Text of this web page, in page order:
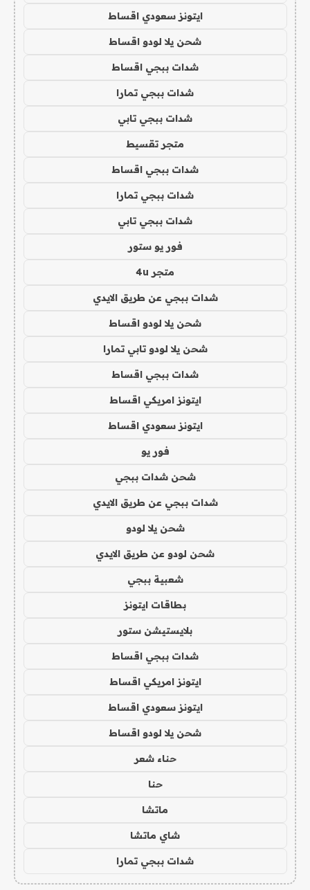
ايتونز سعودي اقساط
شحن يلا لودو اقساط
شدات ببجي اقساط
شدات ببجي تمارا
شدات ببجي تابي
متجر تقسيط
شدات ببجي اقساط
شدات ببجي تمارا
شدات ببجي تابي
فور يو ستور
متجر 4u
شدات ببجي عن طريق الايدي
شحن يلا لودو اقساط
شحن يلا لودو تابي تمارا
شدات ببجي اقساط
ايتونز امريكي اقساط
ايتونز سعودي اقساط
فور يو
شحن شدات ببجي
شدات ببجي عن طريق الايدي
شحن يلا لودو
شحن لودو عن طريق الايدي
شعبية ببجي
بطاقات ايتونز
بلايستيشن ستور
شدات ببجي اقساط
ايتونز امريكي اقساط
ايتونز سعودي اقساط
شحن يلا لودو اقساط
حناء شعر
حنا
ماتشا
شاي ماتشا
شدات ببجي تمارا